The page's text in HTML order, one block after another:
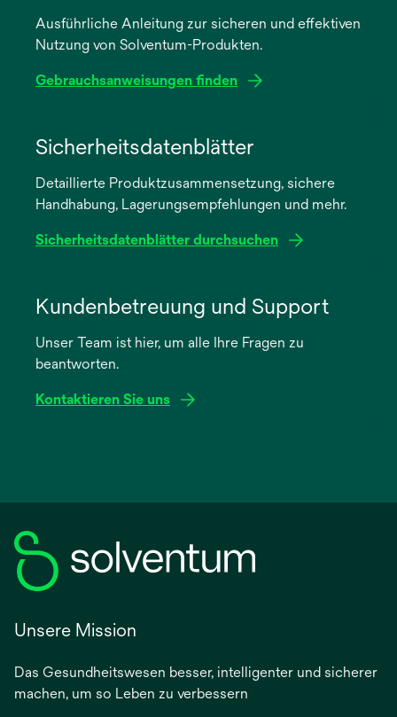
Ausführliche Anleitung zur sicheren und effektiven
Nutzung von Solventum-Produkten.
Gebrauchsanweisungen finden
neuen
Registerkarte
Sicherheitsdatenblätter
Detaillierte Produktzusammensetzung, sichere
Handhabung, Lagerungsempfehlungen und mehr.
Sicherheitsdatenblätter durchsuchen
neuen
Registerkarte
Kundenbetreuung und Support
Unser Team ist hier, um alle Ihre Fragen zu
beantworten.
Kontaktieren Sie uns
Unsere Mission
Das Gesundheitswesen besser, intelligenter und sicherer
machen, um so Leben zu verbessern